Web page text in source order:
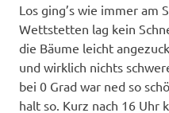
Los ging’s wie immer am
Wettstetten lag kein
die Bäume leicht
und wirklich nichts
bei 0 Grad war ned so
halt so. Kurz nach 16 Uhr